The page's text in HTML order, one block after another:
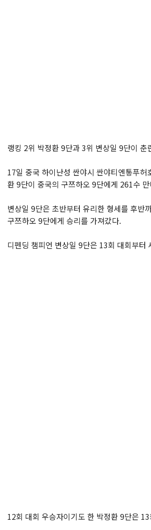
랭킹 2위 박정환 9단과 3위 변상일 9단이 춘
17일 중국 하이난성 싼야시 싼야티엔통푸
환 9단이 중국의 구쯔하오 9단에게 261수
변상일 9단은 초반부터 유리한 형세를 후반
구쯔하오 9단에게 승리를 가져갔다.
디펜딩 챔피언 변상일 9단은 13회 대회부
12회 대회 우승자이기도 한 박정환 9단은